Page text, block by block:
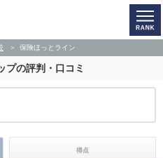
保険ほっとライン
プの評判・口コミ
得点